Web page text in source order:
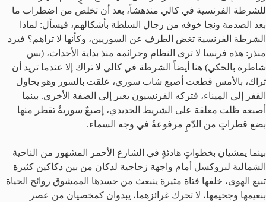
للشرطة الفرنسية في كالي مندهشاً، بعد أن تخلص من اضطراب ما
بعد الصدمة ونجا خوفه من رجال السلطة بأشكالهم، فيسأل: لماذا
الشرطة الفرنسية تغض الطرف عن السوريين، وكأنها لا تراهم؟ فيرد
منذر: هذه فرنسا لا ترى النظام وجرائمه منذ بداية الأحداث، (بس
شاطرة بالحكي) هنا أيضاً الشرطة في كالي لا تراك إلا عندما تريد أن
تراك، بالأمس قطعت أصبع شاب سوري، علقت بالسور وهو يحاول
القفز إلى الميناء، فتركه الفرنسيون يعبر إلى الضفة الأخرى. بينما
أصبعه ظلت معلقة على الشريط الحديدي، إصبعٌ سوريةٌ تقطر منها
بضع قطراتٍ من الدّمِ مرفوعةٌ في وجه السماء.
بينما يمشيان بخطواتٍ هادئةٍ في الشارع الأحمر المشهور من الناحية
الشمالية لبروكسل أمام واجهة زجاجية لدكان من بين دكاكين كثيرة
تبيع الهوى، خلفها فتاة مثيرة ينبعث من جسدها الممشوق روائح الحياة
بنعيمها وجحيمها، لا تحرك غرائزهما، يبدوان كمخصيان من عصر